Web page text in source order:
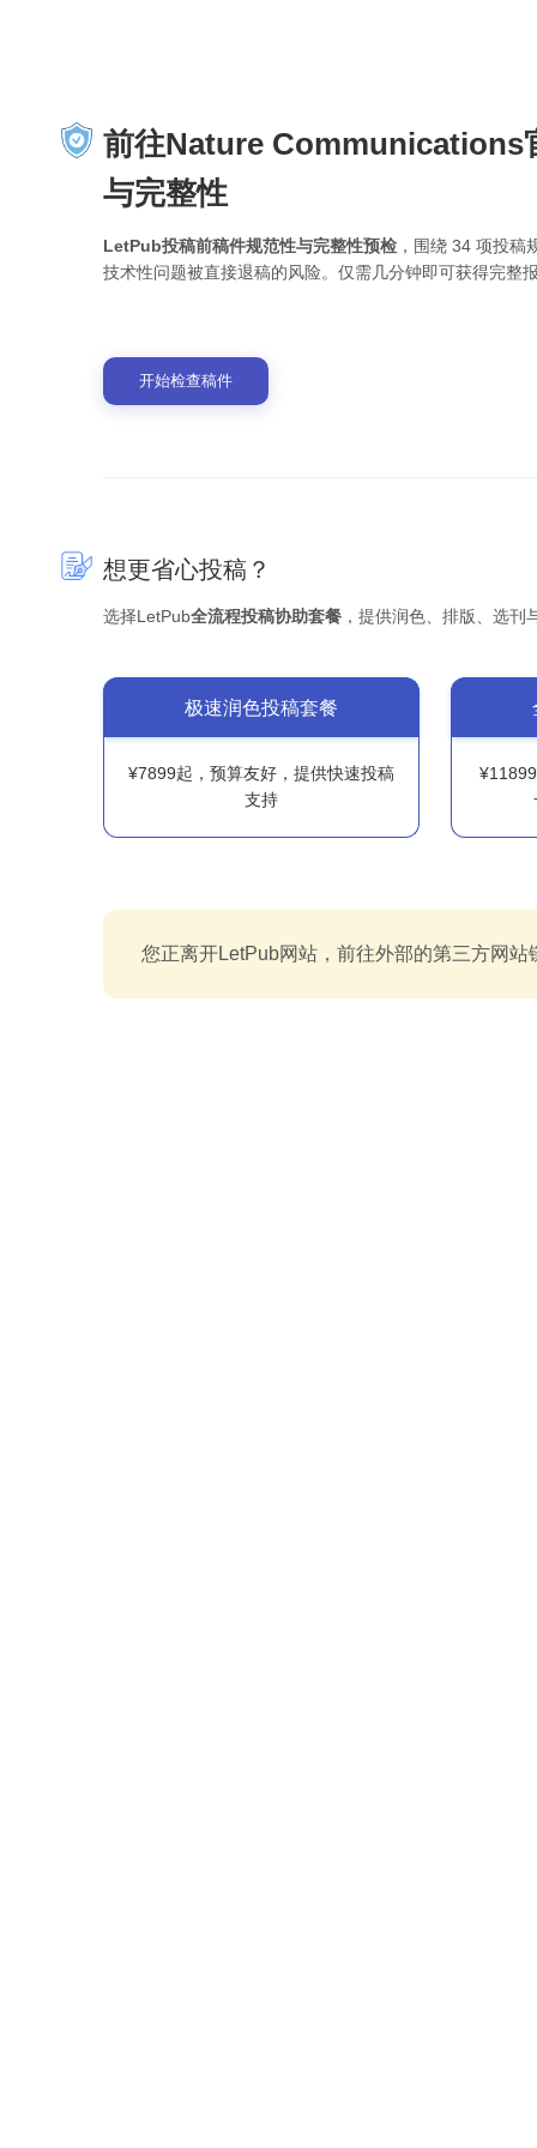
前往Nature Communications
与完整性
LetPub投稿前稿件规范性与完整性预检 ，围绕 34 项投
技术性问题被直接退稿的风险。仅需几分钟即可获得完整
想更省心投稿？
选择LetPub全流程投稿协助套餐 ，提供润色、排版、选
极速润色投稿套餐
¥7899起，预算友好，提供快速投稿
支持
您正离开LetPub网站，前往外部的第三方网